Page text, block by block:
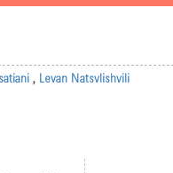
, Levan Natsvlishvili